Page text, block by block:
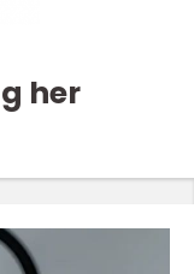
her